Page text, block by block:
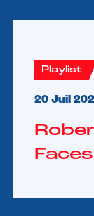
Playlist
20 Juil